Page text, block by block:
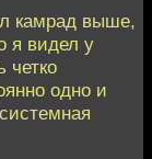
камрад выше,
я видел у
четко
одно и